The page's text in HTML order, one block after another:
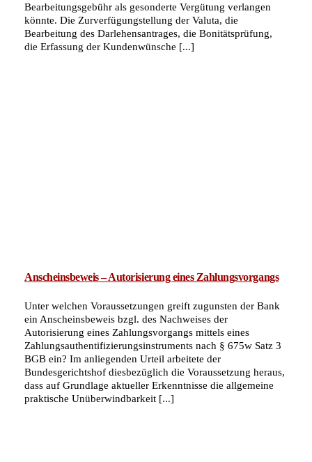
könnte. Die Zurverfügungstellung der Valuta, die
Bearbeitung des Darlehensantrages, die Bonitätsprüfung,
die Erfassung der Kundenwünsche [...]
Anscheinsbeweis – Autorisierung eines Zahlungsvorgangs
ein Anscheinsbeweis bzgl. des Nachweises der
Autorisierung eines Zahlungsvorgangs mittels eines
Zahlungsauthentifizierungsinstruments nach § 675w Satz 3
BGB ein? Im anliegenden Urteil arbeitete der
Bundesgerichtshof diesbezüglich die Voraussetzung heraus,
dass auf Grundlage aktueller Erkenntnisse die allgemeine
praktische Unüberwindbarkeit [...]